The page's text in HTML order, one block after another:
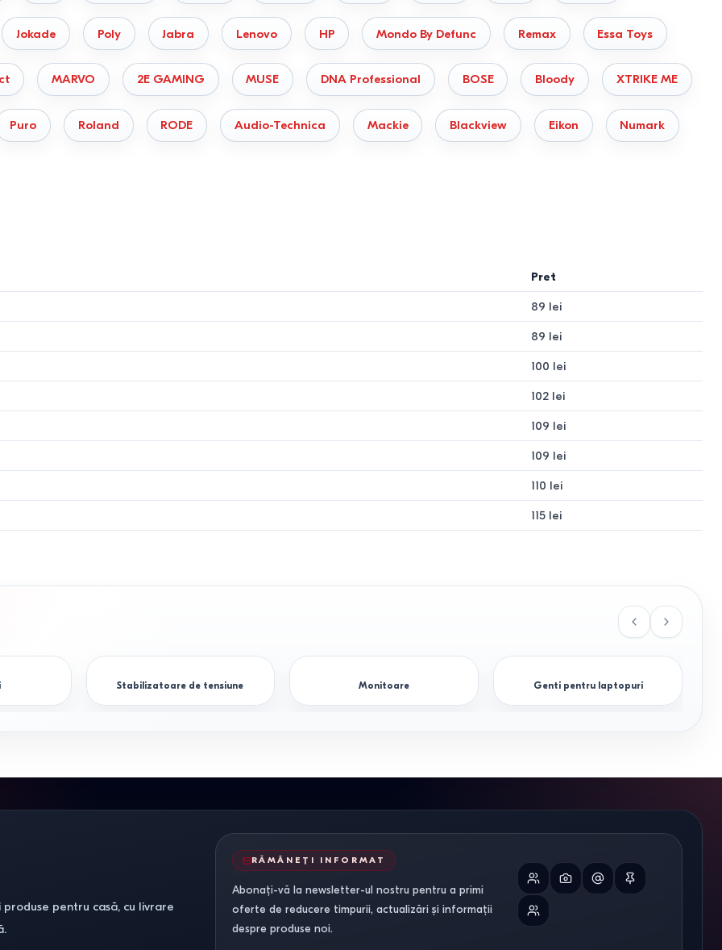
Jokade Poly Jabra Lenovo HP Mondo By Defunc Remax Essa Toys
MARVO 2E GAMING MUSE DNA Professional BOSE Bloody XTRIKE ME
Puro Roland RODE Audio-Technica Mackie Blackview Eikon Numark
Pret
89 lei
89 lei
100 lei
102 lei
109 lei
109 lei
110 lei
115 lei
Stabilizatoare de tensiune Monitoare Genti pentru laptopuri
pentru casă, cu livrare
RĂMÂNEȚI INFORMAT
Abonați-vă la newsletter-ul nostru pentru a primi
oferte de reducere timpurii, actualizări și informații
despre produse noi.